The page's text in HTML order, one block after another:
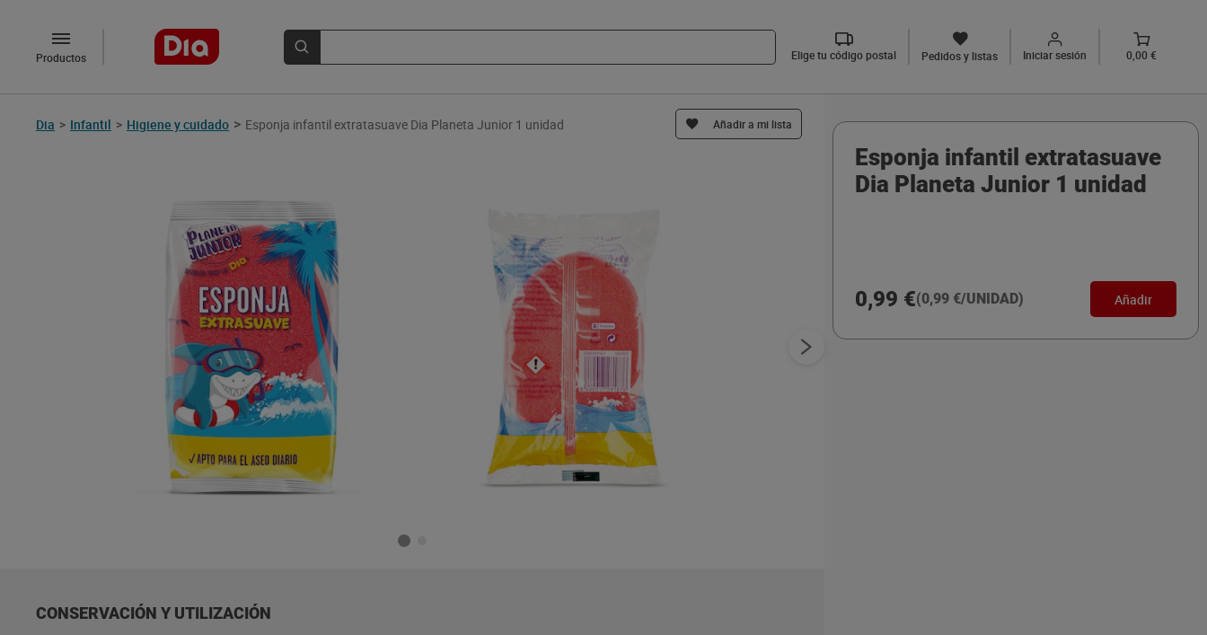
Productos Elige tu código postal Pedidos y listas Iniciar sesión 0,00 €
Dia > Infantil > Higiene y cuidado > Esponja infantil extratasuave Dia Planeta Junior 1 unidad Añadir a mi lista
CONSERVACIÓN Y UTILIZACIÓN
Esponja infantil extratasuave
Dia Planeta Junior 1 unidad
0,99 €(0,99 €/UNIDAD) Añadir